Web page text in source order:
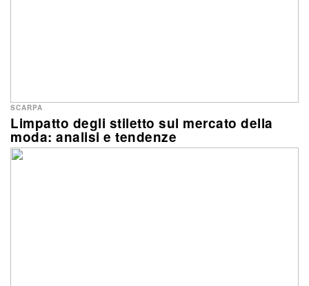
Limpatto degli stiletto sul mercato della
moda: analisi e tendenze
SCARPA